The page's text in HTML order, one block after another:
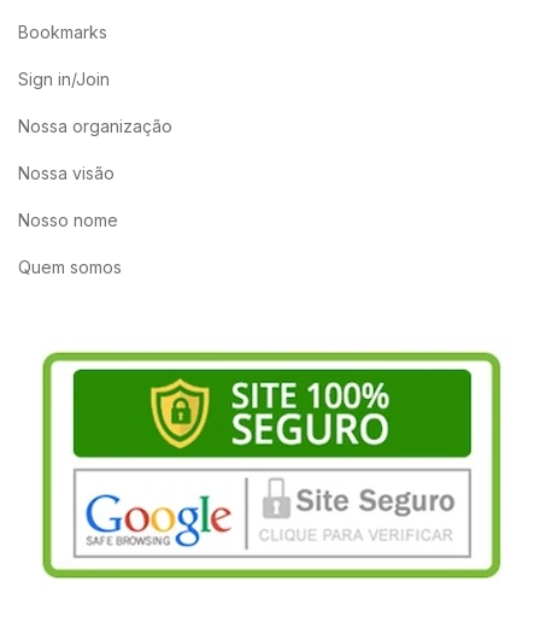
Bookmarks
Sign in/Join
Nossa organização
Nossa visão
Nosso nome
Quem somos